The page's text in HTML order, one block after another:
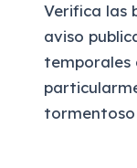
Verifica las
aviso
temporales
tormentoso